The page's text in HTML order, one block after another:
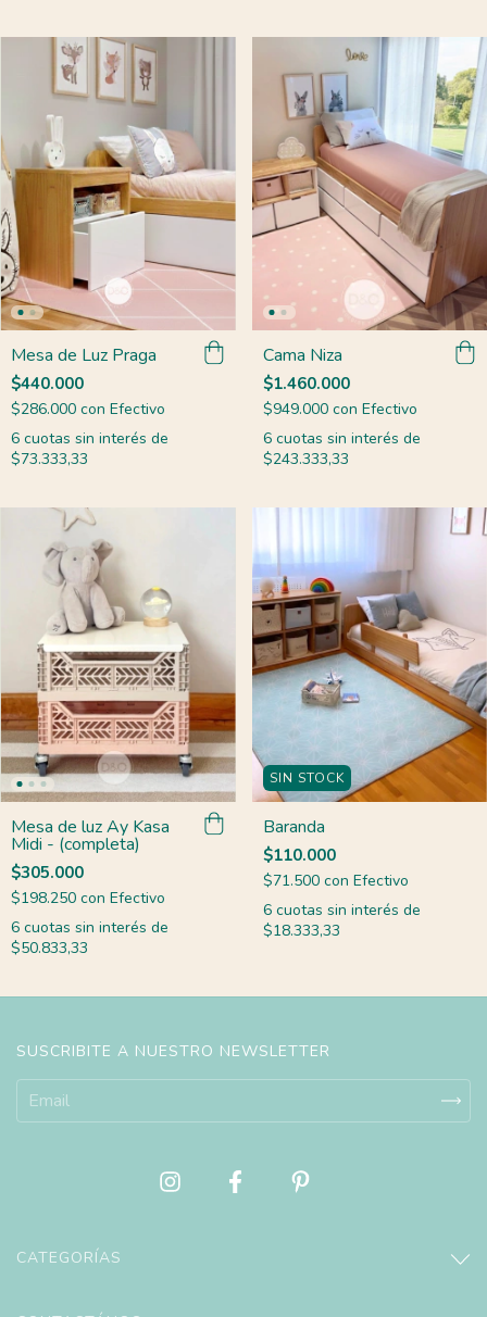
Mesa de Luz Praga
$440.000
$286.000 con Efectivo
6 cuotas sin interés de
$73.333,33
Cama Niza
$1.460.000
$949.000 con Efectivo
6 cuotas sin interés de
$243.333,33
Mesa de luz Ay Kasa
Midi - (completa)
$305.000
$198.250 con Efectivo
6 cuotas sin interés de
$50.833,33
SIN STOCK
Baranda
$110.000
$71.500 con Efectivo
6 cuotas sin interés de
$18.333,33
SUSCRIBITE A NUESTRO NEWSLETTER
CATEGORÍAS